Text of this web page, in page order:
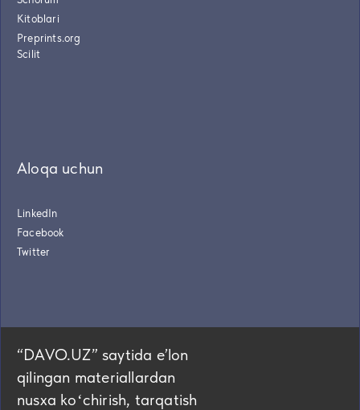
Kitoblari
Preprints.org
Scilit
Aloqa uchun
LinkedIn
Facebook
Twitter
“DAVO.UZ” saytida eʼlon
qilingan materiallardan
nusxa koʻchirish, tarqatish